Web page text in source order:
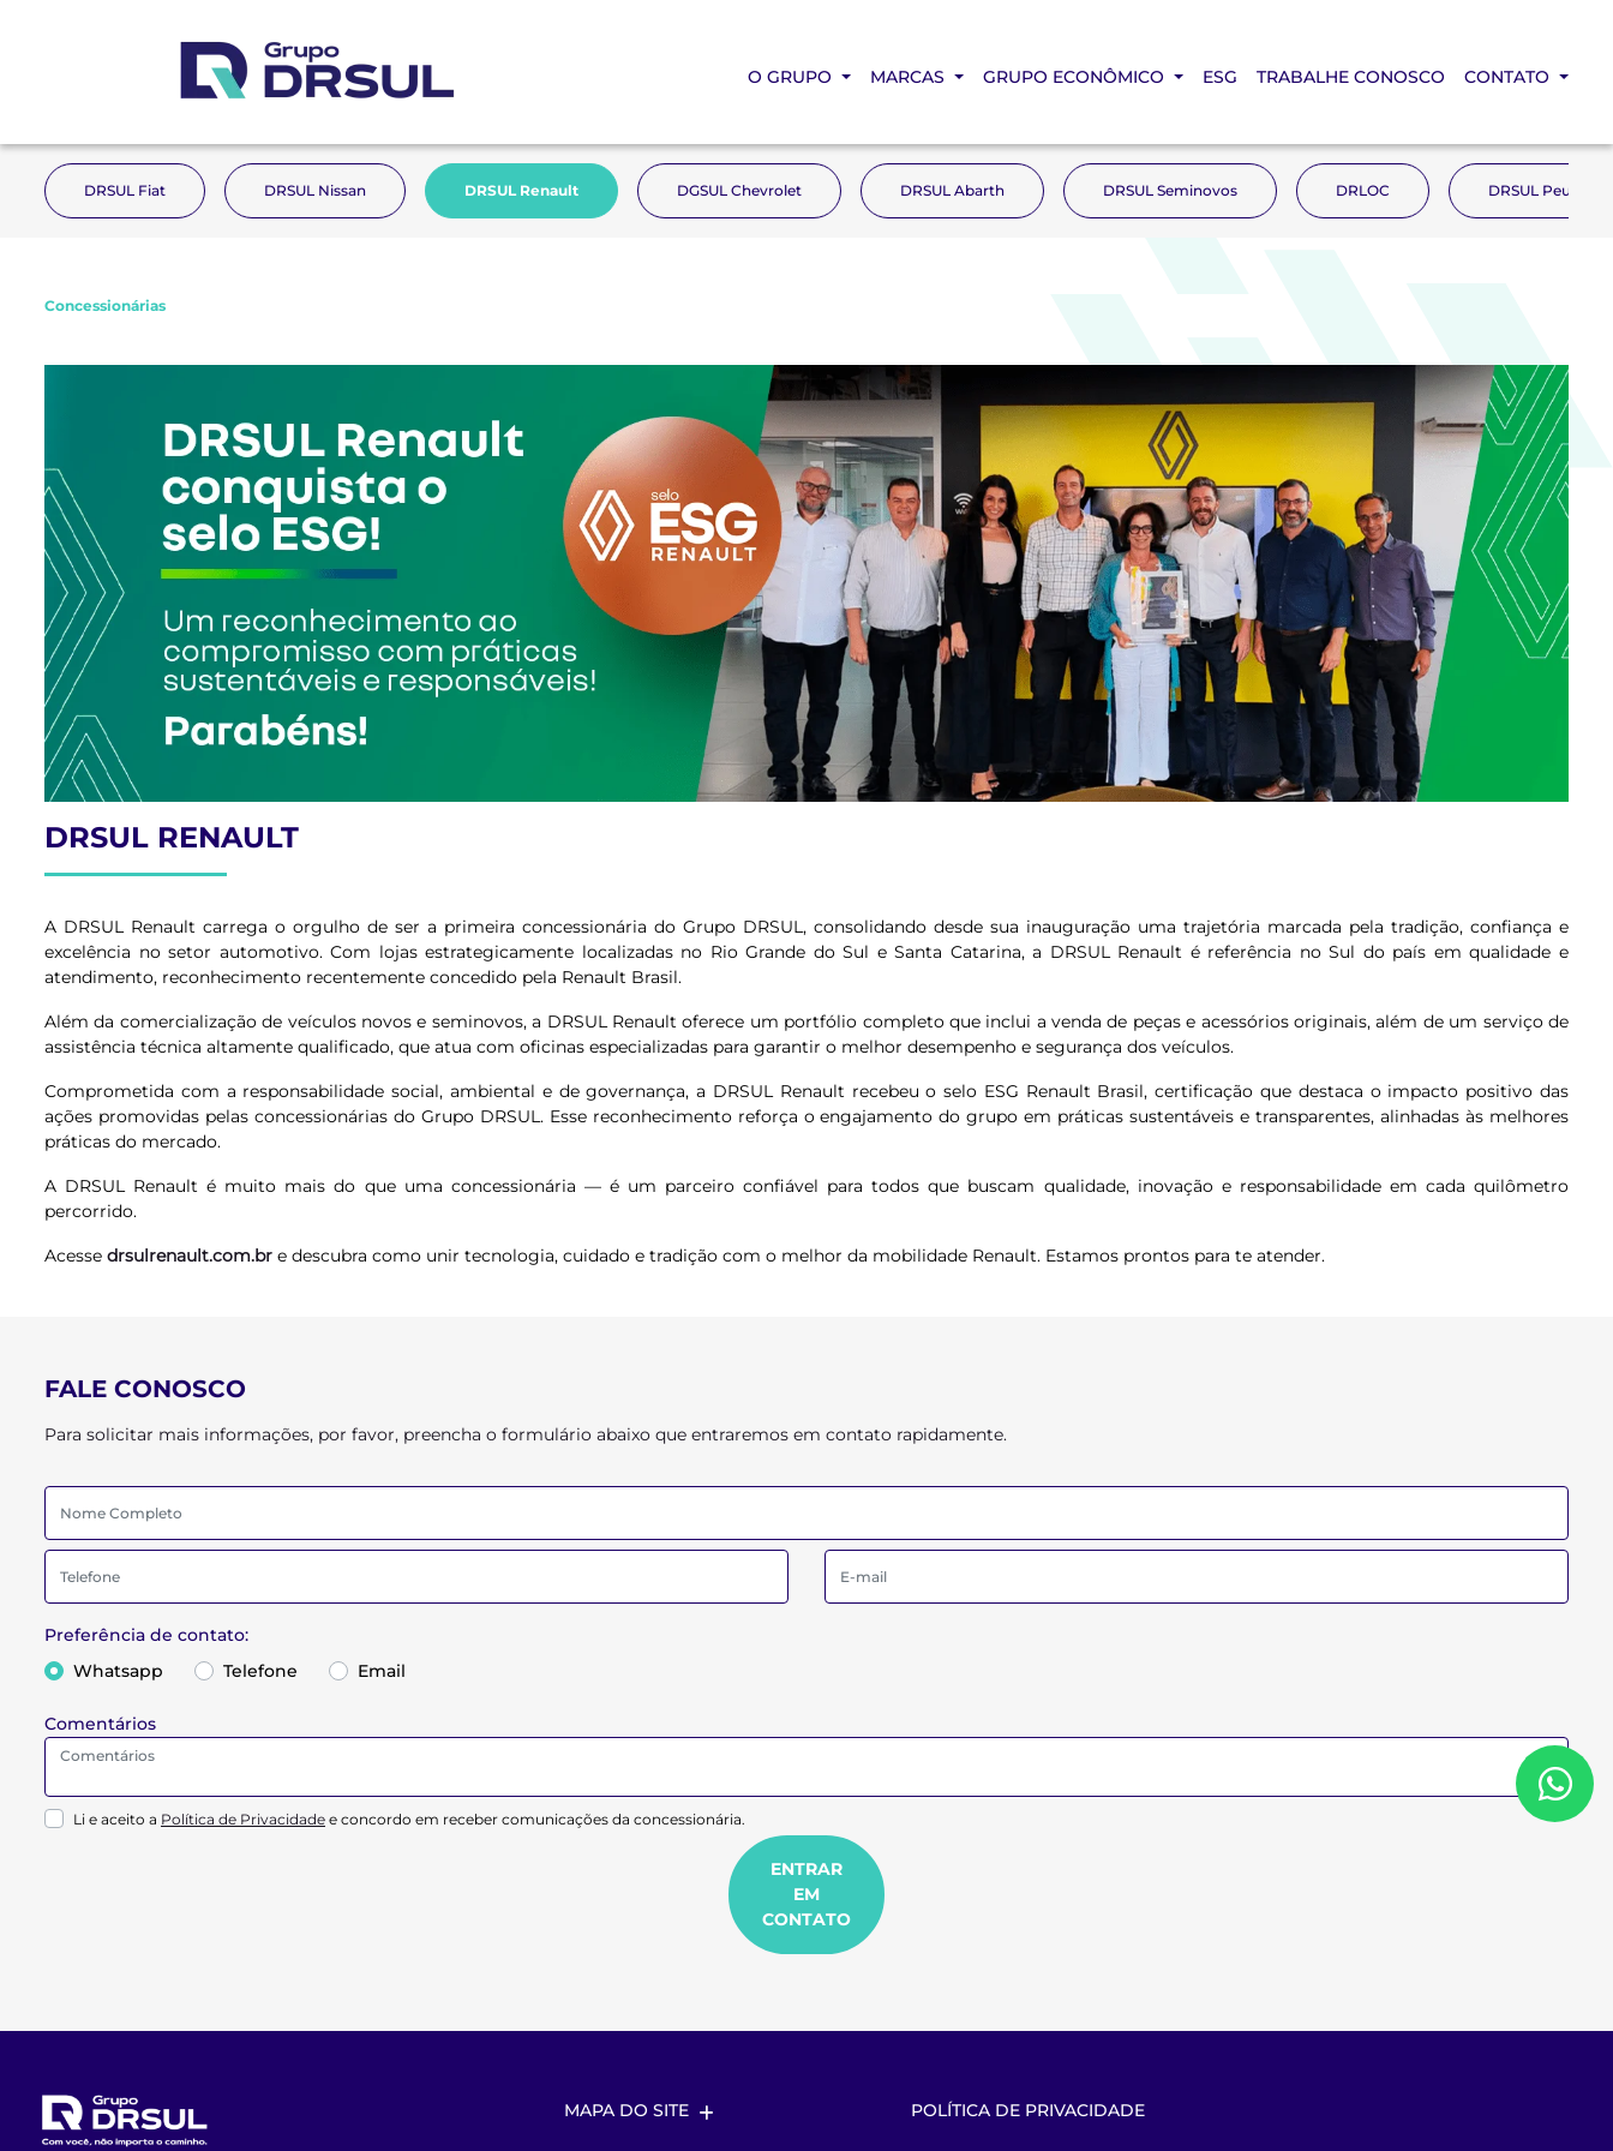
O GRUPO MARCAS GRUPO ECONÔMICO ESG TRABALHE CONOSCO CONTATO
DRSUL Fiat DRSUL Nissan DRSUL Renault DGSUL Chevrolet DRSUL Abarth DRSUL Seminovos DRLOC DRSUL Peugeot
Concessionárias
DRSUL RENAULT
A DRSUL Renault carrega o orgulho de ser a primeira concessionária do Grupo DRSUL, consolidando desde sua inauguração uma trajetória marcada pela tradição, confiança e
excelência no setor automotivo. Com lojas estrategicamente localizadas no Rio Grande do Sul e Santa Catarina, a DRSUL Renault é referência no Sul do país em qualidade e
atendimento, reconhecimento recentemente concedido pela Renault Brasil.
Além da comercialização de veículos novos e seminovos, a DRSUL Renault oferece um portfólio completo que inclui a venda de peças e acessórios originais, além de um serviço de
assistência técnica altamente qualificado, que atua com oficinas especializadas para garantir o melhor desempenho e segurança dos veículos.
Comprometida com a responsabilidade social, ambiental e de governança, a DRSUL Renault recebeu o selo ESG Renault Brasil, certificação que destaca o impacto positivo das
ações promovidas pelas concessionárias do Grupo DRSUL. Esse reconhecimento reforça o engajamento do grupo em práticas sustentáveis e transparentes, alinhadas às melhores
práticas do mercado.
A DRSUL Renault é muito mais do que uma concessionária — é um parceiro confiável para todos que buscam qualidade, inovação e responsabilidade em cada quilômetro
percorrido.
Acesse drsulrenault.com.br e descubra como unir tecnologia, cuidado e tradição com o melhor da mobilidade Renault. Estamos prontos para te atender.
FALE CONOSCO
Para solicitar mais informações, por favor, preencha o formulário abaixo que entraremos em contato rapidamente.
Preferência de contato:
Whatsapp
Telefone Email
Comentários
Li e aceito a Política de Privacidade e concordo em receber comunicações da concessionária.
ENTRAR
EM
CONTATO
MAPA DO SITE POLÍTICA DE PRIVACIDADE